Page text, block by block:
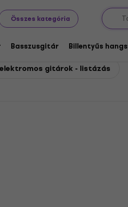
Összes kategória
Basszusgitár Billentyűs
Schecter Nem szokványos
szokványos
gitárok - listázás